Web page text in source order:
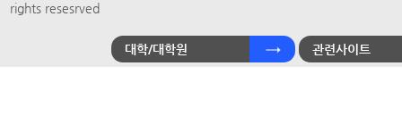
rights resesrved
대학/대학원 관련사이트